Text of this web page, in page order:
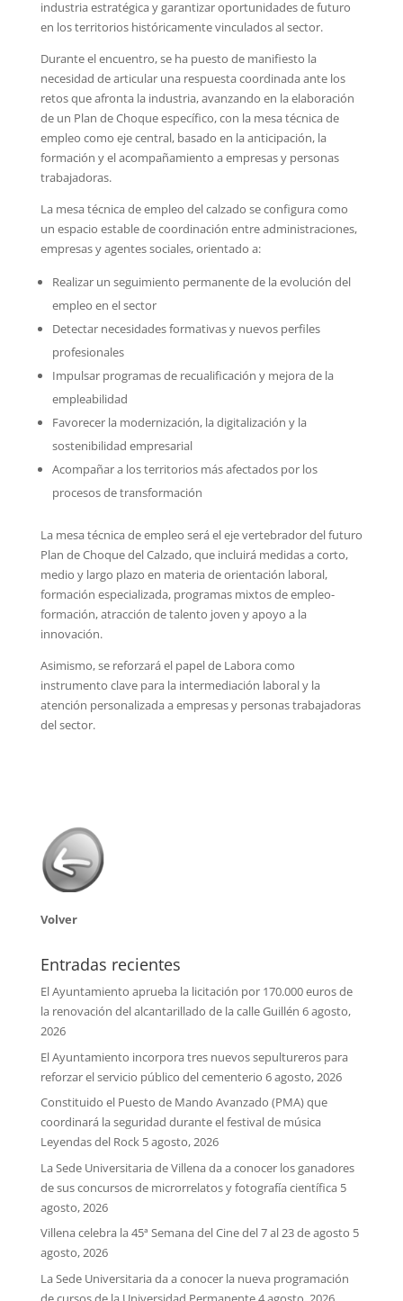
industria estratégica y garantizar oportunidades de futuro
en los territorios históricamente vinculados al sector.
Durante el encuentro, se ha puesto de manifiesto la
necesidad de articular una respuesta coordinada ante los
retos que afronta la industria, avanzando en la elaboración
de un Plan de Choque específico, con la mesa técnica de
empleo como eje central, basado en la anticipación, la
formación y el acompañamiento a empresas y personas
trabajadoras.
La mesa técnica de empleo del calzado se configura como
un espacio estable de coordinación entre administraciones,
empresas y agentes sociales, orientado a:
Realizar un seguimiento permanente de la evolución del
empleo en el sector
Detectar necesidades formativas y nuevos perfiles
profesionales
Impulsar programas de recualificación y mejora de la
empleabilidad
Favorecer la modernización, la digitalización y la
sostenibilidad empresarial
Acompañar a los territorios más afectados por los
procesos de transformación
La mesa técnica de empleo será el eje vertebrador del futuro
Plan de Choque del Calzado, que incluirá medidas a corto,
medio y largo plazo en materia de orientación laboral,
formación especializada, programas mixtos de empleo-
formación, atracción de talento joven y apoyo a la
innovación.
Asimismo, se reforzará el papel de Labora como
instrumento clave para la intermediación laboral y la
atención personalizada a empresas y personas trabajadoras
del sector.
Volver
Entradas recientes
El Ayuntamiento aprueba la licitación por 170.000 euros de
la renovación del alcantarillado de la calle Guillén 6 agosto,
2026
El Ayuntamiento incorpora tres nuevos sepultureros para
reforzar el servicio público del cementerio 6 agosto, 2026
Constituido el Puesto de Mando Avanzado (PMA) que
coordinará la seguridad durante el festival de música
Leyendas del Rock 5 agosto, 2026
La Sede Universitaria de Villena da a conocer los ganadores
de sus concursos de microrrelatos y fotografía científica 5
agosto, 2026
Villena celebra la 45ª Semana del Cine del 7 al 23 de agosto 5
agosto, 2026
La Sede Universitaria da a conocer la nueva programación